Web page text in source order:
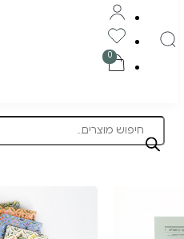
Products
search